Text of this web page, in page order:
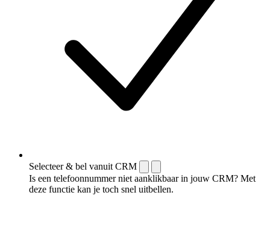
Selecteer & bel vanuit CRM
Is een telefoonnummer niet aanklikbaar in jouw CRM? Met
deze functie kan je toch snel uitbellen.